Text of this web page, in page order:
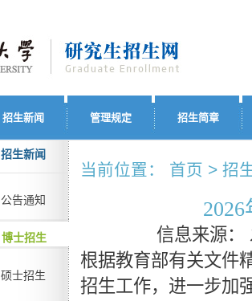
招生新闻 管理规定 招生简章
招生新闻
公告通知
博士招生
硕士招生
当前位置： 首页 > 招
信息来源：
根据教育部有关文件
招生工作，进一步加